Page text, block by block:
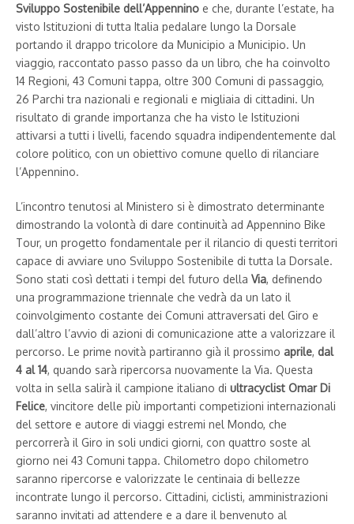
Sviluppo Sostenibile dell’Appennino e che, durante l’estate, ha
visto Istituzioni di tutta Italia pedalare lungo la Dorsale
portando il drappo tricolore da Municipio a Municipio. Un
viaggio, raccontato passo passo da un libro, che ha coinvolto
14 Regioni, 43 Comuni tappa, oltre 300 Comuni di passaggio,
26 Parchi tra nazionali e regionali e migliaia di cittadini. Un
risultato di grande importanza che ha visto le Istituzioni
attivarsi a tutti i livelli, facendo squadra indipendentemente dal
colore politico, con un obiettivo comune quello di rilanciare
l’Appennino.
L’incontro tenutosi al Ministero si è dimostrato determinante
dimostrando la volontà di dare continuità ad Appennino Bike
Tour, un progetto fondamentale per il rilancio di questi territori
capace di avviare uno Sviluppo Sostenibile di tutta la Dorsale.
Sono stati così dettati i tempi del futuro della Via, definendo
una programmazione triennale che vedrà da un lato il
coinvolgimento costante dei Comuni attraversati del Giro e
dall’altro l’avvio di azioni di comunicazione atte a valorizzare il
percorso. Le prime novità partiranno già il prossimo aprile, dal
4 al 14, quando sarà ripercorsa nuovamente la Via. Questa
volta in sella salirà il campione italiano di ultracyclist Omar Di
Felice, vincitore delle più importanti competizioni internazionali
del settore e autore di viaggi estremi nel Mondo, che
percorrerà il Giro in soli undici giorni, con quattro soste al
giorno nei 43 Comuni tappa. Chilometro dopo chilometro
saranno ripercorse e valorizzate le centinaia di bellezze
incontrate lungo il percorso. Cittadini, ciclisti, amministrazioni
saranno invitati ad attendere e a dare il benvenuto al